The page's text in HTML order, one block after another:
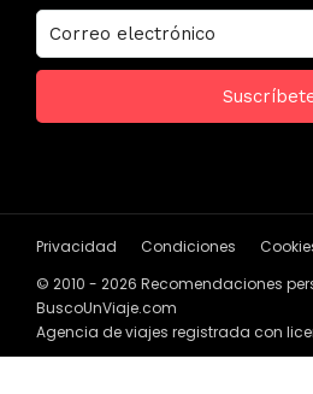
Privacidad Condiciones
© 2010 - 2026 Recomendaciones
BuscoUnViaje.com
Agencia de viajes registrada con